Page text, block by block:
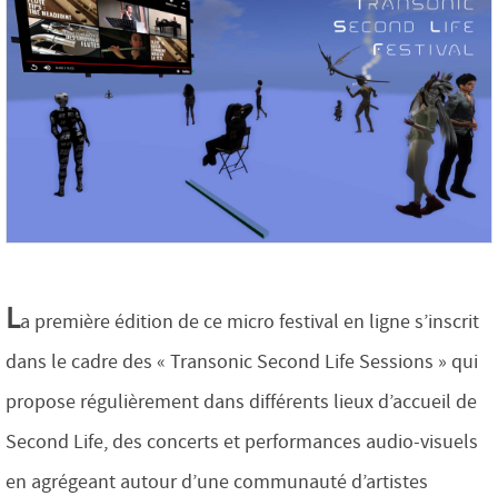
La première édition de ce micro festival en ligne s’inscrit
dans le cadre des « Transonic Second Life Sessions » qui
propose régulièrement dans différents lieux d’accueil de
Second Life, des concerts et performances audio-visuels
en agrégeant autour d’une communauté d’artistes